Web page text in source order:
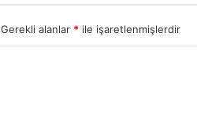
Gerekli alanlar * ile işaretlenmişlerdir